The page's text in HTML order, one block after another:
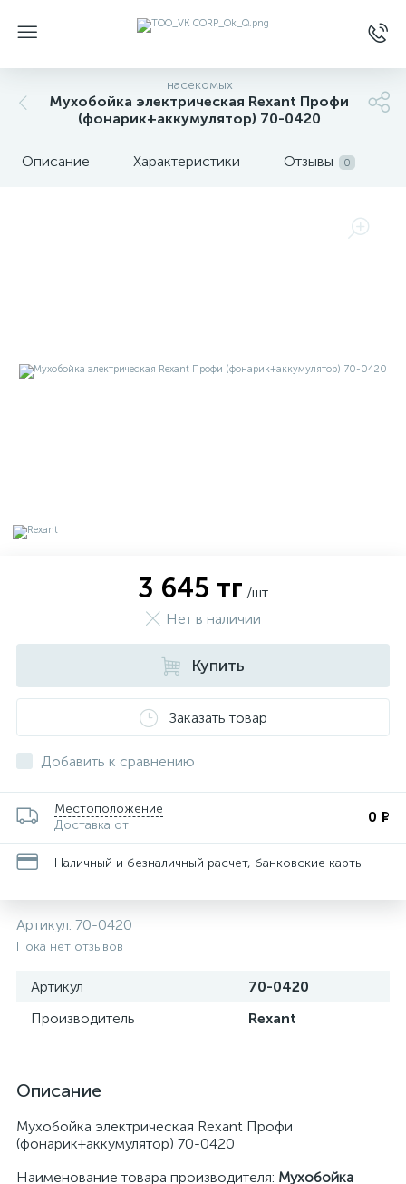
насекомых
Мухобойка электрическая Rexant Профи
(фонарик+аккумулятор) 70-0420
Описание Характеристики Отзывы 0
3 645 тг /шт
Нет в наличии
Купить
Заказать товар
Добавить к сравнению
Местоположение
Доставка от
0 ₽
Наличный и безналичный расчет, банковские карты
Артикул: 70-0420
Пока нет отзывов
Артикул
70-0420
Производитель
Rexant
Описание
Мухобойка электрическая Rexant Профи
(фонарик+аккумулятор) 70-0420
Наименование товара производителя: Мухобойка